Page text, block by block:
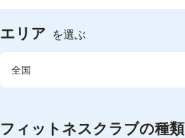
エリア を選ぶ
全国
フィットネスクラブの種類